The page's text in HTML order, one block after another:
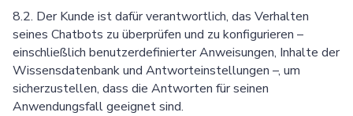
8.2. Der Kunde ist dafür verantwortlich, das Verhalten
seines Chatbots zu überprüfen und zu konfigurieren –
einschließlich benutzerdefinierter Anweisungen, Inhalte der
Wissensdatenbank und Antworteinstellungen –, um
sicherzustellen, dass die Antworten für seinen
Anwendungsfall geeignet sind.